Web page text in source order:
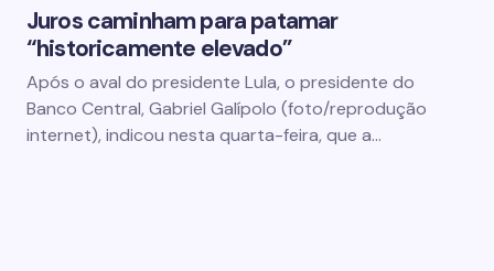
Juros caminham para patamar
“historicamente elevado”
Após o aval do presidente Lula, o presidente do
Banco Central, Gabriel Galípolo (foto/reprodução
internet), indicou nesta quarta-feira, que a…